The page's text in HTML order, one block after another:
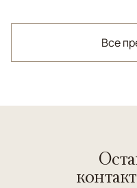
Все